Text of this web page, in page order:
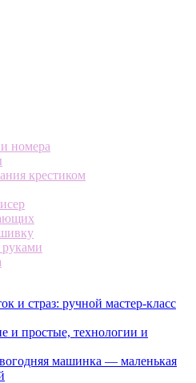
номера
крестиком
и страз: ручной мастер-класс
и простые, технологии и
машинка — маленькая